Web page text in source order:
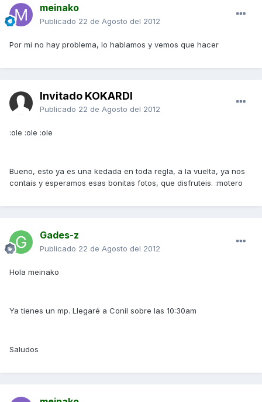
meinako
Publicado 22 de Agosto del 2012
Por mi no hay problema, lo hablamos y vemos que hacer
Invitado KOKARDI
Publicado 22 de Agosto del 2012
:ole :ole :ole
Bueno, esto ya es una kedada en toda regla, a la vuelta, ya nos
contais y esperamos esas bonitas fotos, que disfruteis. :motero
Gades-z
Publicado 22 de Agosto del 2012
Hola meinako
Ya tienes un mp. Llegaré a Conil sobre las 10:30am
Saludos